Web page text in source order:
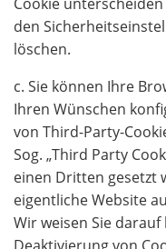
den
löschen.
c. Sie können Ihre
Ihren Wünschen
von Third-Party-
Sog. „Third Party
einen Dritten gesetzt
eigentliche Website
Wir weisen Sie